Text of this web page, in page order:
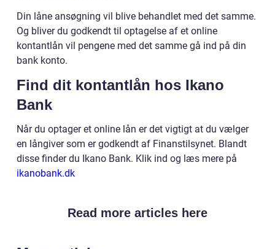
Din låne ansøgning vil blive behandlet med det samme.
Og bliver du godkendt til optagelse af et online
kontantlån vil pengene med det samme gå ind på din
bank konto.
Find dit kontantlån hos Ikano
Bank
Når du optager et online lån er det vigtigt at du vælger
en långiver som er godkendt af Finanstilsynet. Blandt
disse finder du Ikano Bank. Klik ind og læs mere på
ikanobank.dk
Read more articles here